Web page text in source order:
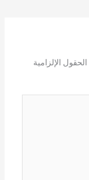
الحقول الإلزامية